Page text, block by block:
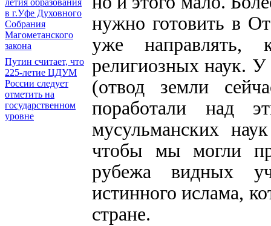
летия образования
в г.Уфе Духовного
Собрания
Магометанского
закона
Путин считает, что
225-летие ЦДУМ
России следует
отметить на
государственном
уровне
нужно готовить в
уже направлять,
религиозных наук. У
(отвод земли
поработали над
мусульманских
чтобы мы могли
рубежа видных
истинного ислама,
стране.